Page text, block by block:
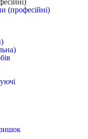
(професійні)